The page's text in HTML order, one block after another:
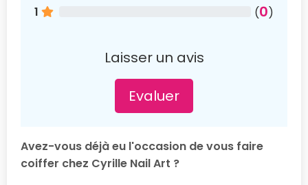
1
(0)
Laisser un avis
Evaluer
Avez-vous déjà eu l'occasion de vous faire
coiffer chez Cyrille Nail Art ?